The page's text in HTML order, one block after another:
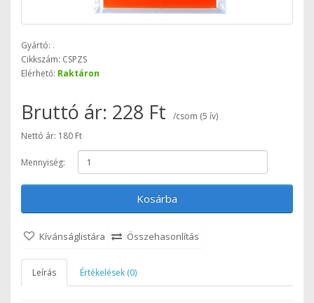
Gyártó: .
Cikkszám: CSPZS
Elérhető: Raktáron
Bruttó ár: 228 Ft
/csom (5 ív)
Nettó ár: 180 Ft
Mennyiség:
Kosárba
Kívánságlistára Összehasonlítás
Leírás Értékelések (0)